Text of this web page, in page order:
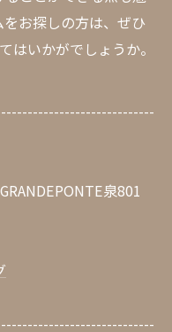
お探しの方は、ぜひ
はいかがでしょうか。
泉801